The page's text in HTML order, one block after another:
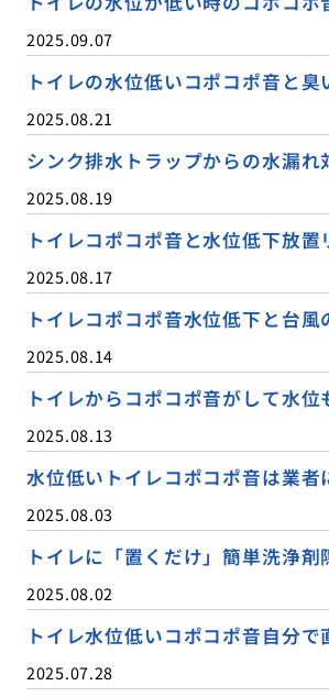
2025.09.07
トイレの水位低いコポコポ音と臭
2025.08.21
シンク排水トラップからの水漏れ
2025.08.19
トイレコポコポ音と水位低下放置
2025.08.17
トイレコポコポ音水位低下と台風
2025.08.14
トイレからコポコポ音がして水位
2025.08.13
水位低いトイレコポコポ音は業者
2025.08.03
トイレに「置くだけ」簡単洗浄剤
2025.08.02
トイレ水位低いコポコポ音自分で
2025.07.28